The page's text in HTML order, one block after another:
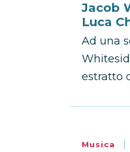
Jacob
Luca
Ad una
estratto
Musica